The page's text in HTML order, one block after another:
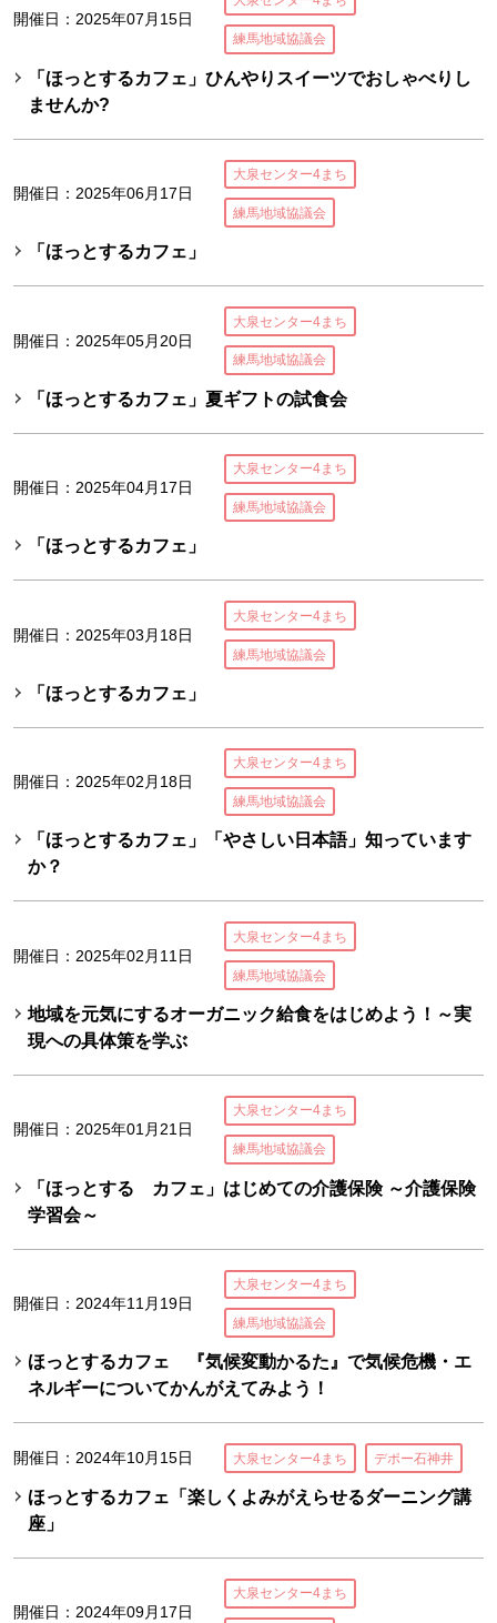
開催日：2025年07月15日
練馬地域協議会
「ほっとするカフェ」ひんやりスイーツでおしゃべりし
ませんか?
開催日：2025年06月17日
大泉センター4まち
練馬地域協議会
「ほっとするカフェ」
開催日：2025年05月20日
大泉センター4まち
練馬地域協議会
「ほっとするカフェ」夏ギフトの試食会
開催日：2025年04月17日
大泉センター4まち
練馬地域協議会
「ほっとするカフェ」
開催日：2025年03月18日
大泉センター4まち
練馬地域協議会
「ほっとするカフェ」
開催日：2025年02月18日
大泉センター4まち
練馬地域協議会
「ほっとするカフェ」「やさしい日本語」知っています
か？
開催日：2025年02月11日
大泉センター4まち
練馬地域協議会
地域を元気にするオーガニック給食をはじめよう！～実
現への具体策を学ぶ
開催日：2025年01月21日
大泉センター4まち
練馬地域協議会
「ほっとする カフェ」はじめての介護保険 ～介護保険
学習会～
開催日：2024年11月19日
大泉センター4まち
練馬地域協議会
ほっとするカフェ 『気候変動かるた』で気候危機・エ
ネルギーについてかんがえてみよう！
開催日：2024年10月15日 大泉センター4まち デポー石神井
ほっとするカフェ「楽しくよみがえらせるダーニング講
座」
開催日：2024年09月17日
大泉センター4まち